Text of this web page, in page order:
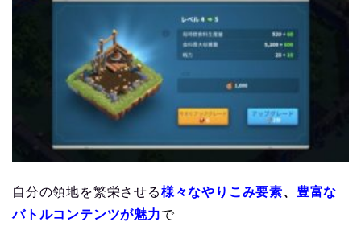
自分の領地を繁栄させる様々なやりこみ要素、 豊富な
バトルコンテンツが魅力で